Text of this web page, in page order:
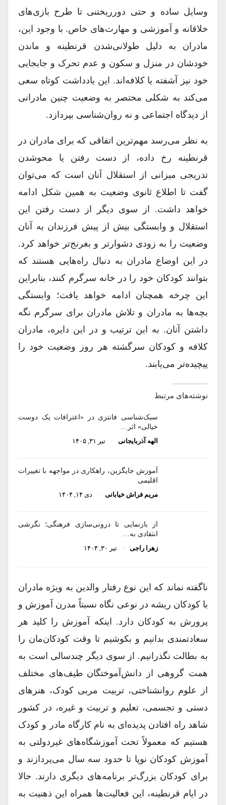
وسایل ساده و حتی دورریختنی تا طرح بازی‌های
خلاقانه و آموزشی و مهارت‌های خاص. با وجود این،
مادران به دلیل طولانی‌شدن قرنطینه و ماندن
خودشان در منزل و سکون و عدم تحرک و جابجایی
خود نیز آشفته یا کلافه‌اند. این یادداشت کوتاه سعی
می‌کند به شکلی مختصر به وضعیت چنین مادرانی
از دیدگاه اجتماعی و نه روان‌شناسی بپردازد.
به نظر می‌رسد مهم‌ترین اتفاقی که برای مادران در
قرنطینه رخ داده، از دست رفتن یا محوشدن
تدریجی میزانی از استقلال آنان است که می‌توان
گفت تا اطلاع ثانوی وضعیت به همین شکل ادامه
خواهد داشت. از سوی دیگر از دست رفتن این
استقلال و وابستگی بیش از پیش فرزندان به آنان
وضعیت را به زودی دشوارتر و بغرنج‌تر خواهد کرد.
در این اوضاع مادران به دنبال راه‌هایی هستند که
بتوانند کودکان خود را در خانه سرگرم کنند، بنابراین
این چرخه همچنان ادامه خواهد یافت؛ وابستگی
بچه‌ها به مادران و تلاش مادران برای سرگرم نگه
داشتن آنان. به این ترتیب و در این دایره، مادران
کلافه و کودکان سرگشته هر روز وضعیت خود را
پیچیده‌تر می‌یابند.
نوشته‌های مرتبط
سبک‌شناسی فانتزی در «اعترافات یک دوست
خیالی» اثر…
الهه آذربایجانی
تیر ۳۱, ۱۴۰۵
آموزش جایگزین، راهکاری در مواجهه با تغییرات
اقلیمی
مریم فراش خیابانی
دی ۱۴, ۱۴۰۴
از بازنمایی تا درونی‌سازی فرهنگی؛ نگرشی
انتقادی به…
زهرا راجی
تیر ۳۰, ۱۴۰۴
ناگفته نماند که این نوع رفتار والدین به ویژه مادران
با کودکان ریشه در نوعی نگاه نسبتاً مدرن آموزش و
پرورش به کودکان دارد. اینکه آموزش را کلید هر
سعادتمندی بدانیم و بکوشیم تا وقت کودکان‌مان را
به بطالت نگذرانیم. از سوی دیگر چندسالی است به
همت گروهی از دانش‌آموختگان طیف‌های مختلف
از علوم روانشناختی، تربیت مربی کودک، هنرهای
دستی و تجسمی، تعلیم و تربیت و غیره، در کشور
شاهد راه افتادن پدیده‌ای به نام کارگاه مادر و کودک
هستیم که معمولاً تحت آموزشگاه‌های غیردولتی به
آموزش کودکان نوپا تا حدود سه سال می‌پردازند و
برای کودکان بزرگ‌تر برنامه‌های دیگری دارند. حالا
در ایام قرنطینه، این فعالیت‌ها همراه این ذهنیت به